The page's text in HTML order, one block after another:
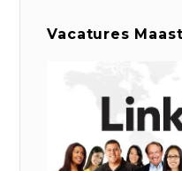
Vacatures